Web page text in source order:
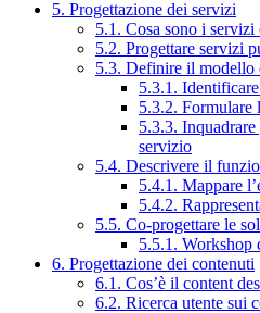
5. Progettazione dei servizi
5.1. Cosa sono i servizi
5.2. Progettare servizi
5.3. Definire il modello
5.3.1.
5.3.2. Formulare
5.3.3.
servizio
5.4. Descrivere il
5.4.1. Mappare
5.4.2.
5.5. Co-progettare le
5.5.1. Workshop
6. Progettazione dei contenuti
6.1. Cos’è il content
6.2. Ricerca utente sui